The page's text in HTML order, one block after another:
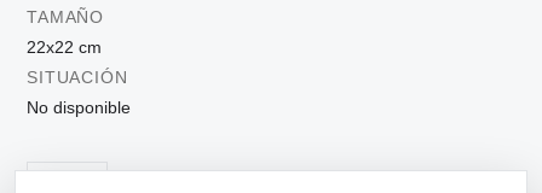
TAMAÑO
22x22 cm
SITUACIÓN
No disponible